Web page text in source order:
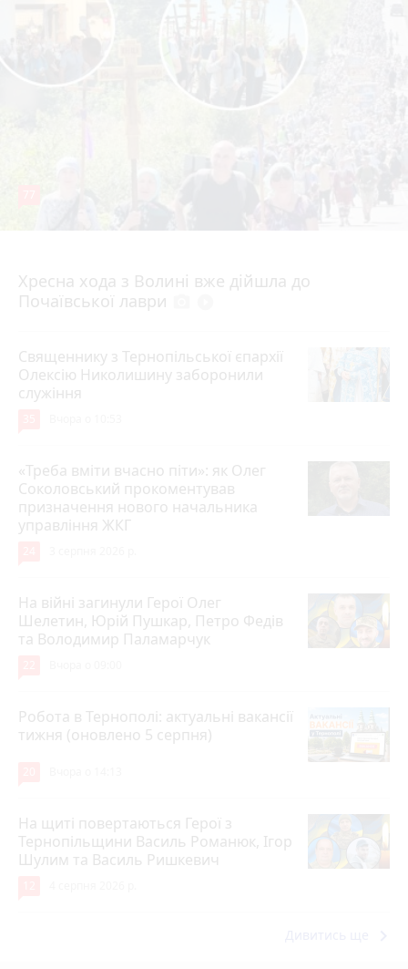
Хресна хода з Волині вже дійшла до
Почаївської лаври
Священнику з Тернопільської єпархії
Олексію Николишину заборонили
служіння
«Треба вміти вчасно піти»: як Олег
Соколовський прокоментував
призначення нового начальника
управління ЖКГ
На війні загинули Герої Олег
Шелетин, Юрій Пушкар, Петро Федів
та Володимир Паламарчук
Робота в Тернополі: актуальні вакансії
тижня (оновлено 5 серпня)
На щиті повертаються Герої з
Тернопільщини Василь Романюк, Ігор
Шулим та Василь Ришкевич